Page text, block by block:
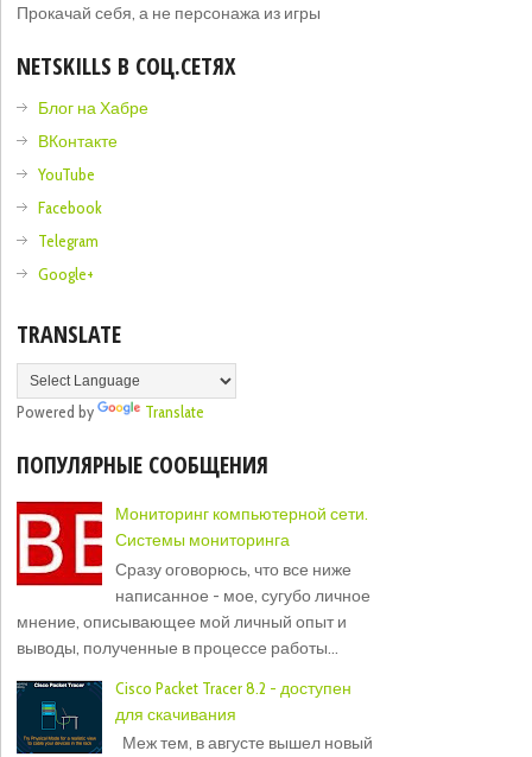
Прокачай себя, а не персонажа из игры
NETSKILLS В СОЦ.СЕТЯХ
Блог на Хабре
ВКонтакте
YouTube
Facebook
Telegram
Google+
TRANSLATE
Powered by Translate
ПОПУЛЯРНЫЕ СООБЩЕНИЯ
Мониторинг компьютерной сети.
Системы мониторинга
Сразу оговорюсь, что все ниже
написанное - мое, сугубо личное
мнение, описывающее мой личный опыт и
выводы, полученные в процессе работы...
Cisco Packet Tracer 8.2 - доступен
для скачивания
Меж тем, в августе вышел новый